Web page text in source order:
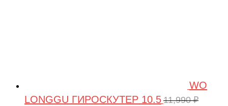
WO
LONGGU ГИРОСКУТЕР 10.5 11,990₽